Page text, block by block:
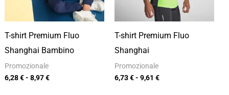
T-shirt Premium Fluo
Shanghai Bambino
Promozionale
6,28€- 8,97€
T-shirt Premium Fluo
Shanghai
Promozionale
6,73€- 9,61 €